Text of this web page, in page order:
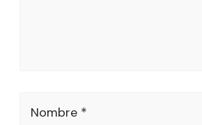
Nombre *